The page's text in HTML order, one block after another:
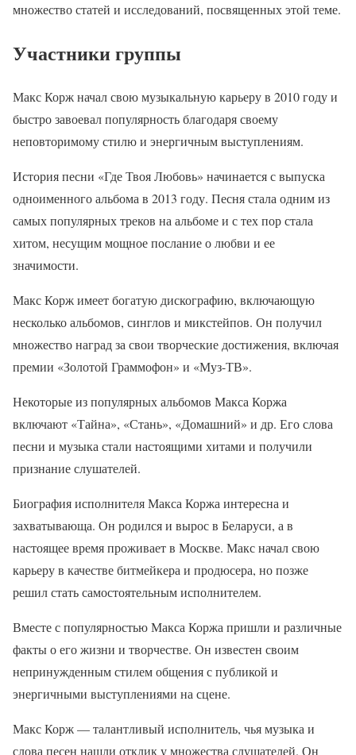
множество статей и исследований, посвященных этой теме.
Участники группы
Макс Корж начал свою музыкальную карьеру в 2010 году и
быстро завоевал популярность благодаря своему
неповторимому стилю и энергичным выступлениям.
История песни «Где Твоя Любовь» начинается с выпуска
одноименного альбома в 2013 году. Песня стала одним из
самых популярных треков на альбоме и с тех пор стала
хитом, несущим мощное послание о любви и ее
значимости.
Макс Корж имеет богатую дискографию, включающую
несколько альбомов, синглов и микстейпов. Он получил
множество наград за свои творческие достижения, включая
премии «Золотой Граммофон» и «Муз-ТВ».
Некоторые из популярных альбомов Макса Коржа
включают «Тайна», «Стань», «Домашний» и др. Его слова
песни и музыка стали настоящими хитами и получили
признание слушателей.
Биография исполнителя Макса Коржа интересна и
захватывающа. Он родился и вырос в Беларуси, а в
настоящее время проживает в Москве. Макс начал свою
карьеру в качестве битмейкера и продюсера, но позже
решил стать самостоятельным исполнителем.
Вместе с популярностью Макса Коржа пришли и различные
факты о его жизни и творчестве. Он известен своим
непринужденным стилем общения с публикой и
энергичными выступлениями на сцене.
Макс Корж — талантливый исполнитель, чья музыка и
слова песен нашли отклик у множества слушателей. Он